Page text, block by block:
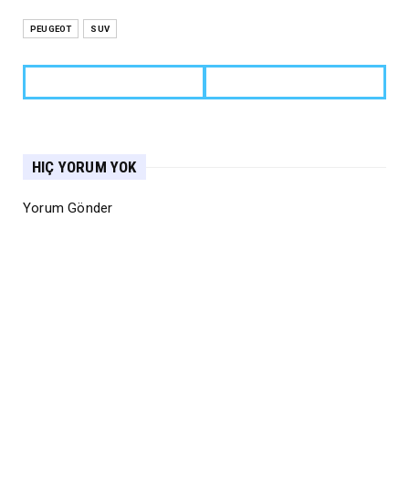
PEUGEOT SUV
HIÇ YORUM YOK
Yorum Gönder